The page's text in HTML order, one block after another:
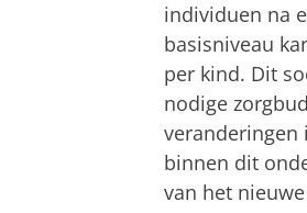
individuen na
basisniveau
per kind. Dit
nodige
veranderingen
binnen dit
van het